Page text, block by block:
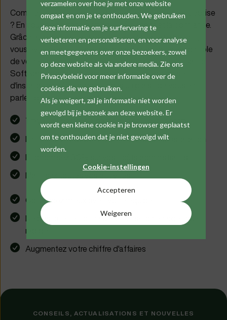
verzamelen over hoe je met onze website
omgaat en om je te onthouden. We gebruiken
deze informatie om je surfervaring te
verbeteren en personaliseren, en voor analyse
en meetgegevens over onze bezoekers, zowel
op deze website als via andere media. Zie ons
Privacybeleid voor meer informatie over de
cookies die we gebruiken.
Als je weigert, zal je informatie niet worden
gevolgd bij je bezoek aan deze website. Er
wordt een kleine cookie in je browser geplaatst
om te onthouden dat je niet gevolgd wilt
worden.
Cookie-instellingen
Accepteren
Weigeren
Comment faisons-nous la différence pour votre entreprise
? En vous apportant la tranquillité d'esprit et la confiance.
Grâce à notre logiciel, vous travaillez plus rapidement,
vous évitez les erreurs et vous gardez toujours le contrôle
de votre entreprise. Vous voulez savoir comment Cafca
Software apporte de l'oxygène à votre entreprise
d'installation ? Nous nous ferons un plaisir de vous en
parler lors d'une démonstration personnelle.
Travaillez partout à partir d'un seul outil central
Entièrement adapté à votre entreprise d'installation
Economisez 30% sur vos coûts administratifs
Maîtrisez toutes vos activités
Collaborez mieux avec votre équipe
Ne pas rater le coche de la transition énergétique
rapide
Augmentez votre chiffre d'affaires
CONSEILS, ACTUALISATIONS ET NOUVELLES